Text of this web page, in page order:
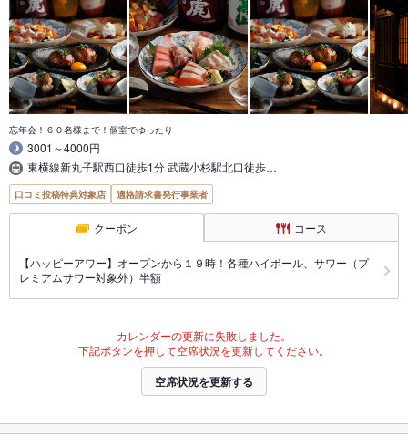
忘年会！６０名様まで！個室でゆったり
3001～4000円
東横線新丸子駅西口徒歩1分 武蔵小杉駅北口徒歩…
口コミ投稿特典対象店 適格請求書発行事業者
クーポン コース
【ハッピーアワー】オープンから１９時！各種ハイボール、サワー（プ
レミアムサワー対象外）半額
カレンダーの更新に失敗しました。
下記ボタンを押して空席状況を更新してください。
空席状況を更新する